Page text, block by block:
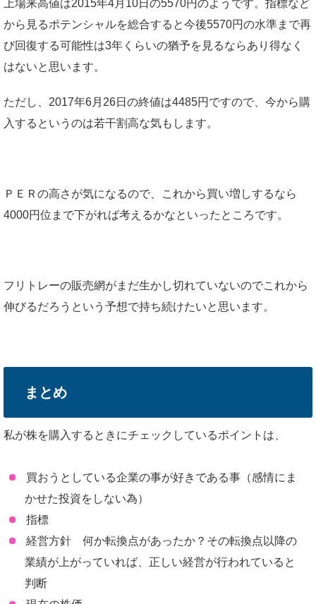
上場来高値は2015年4月10日の5570円のようです。指標など
から見るポテンシャルを総合すると今後5570円の水準まで再
び回復する可能性は3年くらいの猶予を見るならあり得なく
はないと思います。
ただし、2017年6月26日の終値は4485円ですので、今から購
入するというのは若干割高な気もします。
ＰＥＲの高さが気になるので、これから買い増しするなら
4000円位まで下がれば考えるかなといったところです。
フリトレーの販売網がまだ生かし切れていないのでこれから
伸びるだろうという予想で持ち続けたいと思います。
まとめ
私が株を購入するときにチェックしているポイントは、
買おうとしている企業の事が好きである事（感情にま
かせた投資をしない為）
指標
経営方針 何か転換点があったか？その転換点以降の
業績が上がっていれば、正しい経営が行われていると
判断